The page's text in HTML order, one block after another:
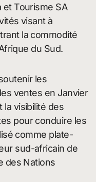
et Tourisme SA
visant à
la commodité
du Sud.
les
ventes en Janvier
la visibilité des
pour conduire les
comme plate-
sud-africain de
des Nations